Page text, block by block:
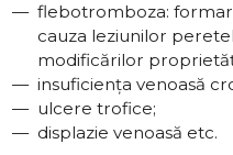
flebotromboza:
cauza leziunilor
modificărilor
insuficiența venoasă
ulcere trofice;
displazie venoasă etc.